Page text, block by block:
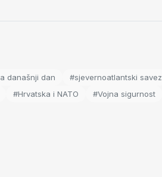
današnji dan
#sjevernoatlantski savez
#Hrvatska i NATO
#Vojna sigurnost